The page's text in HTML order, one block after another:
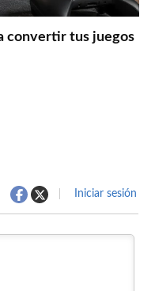
convertir tus juegos
Iniciar sesión